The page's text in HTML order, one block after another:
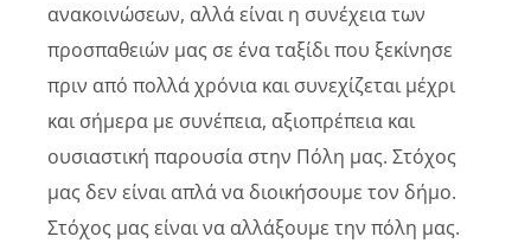
ανακοινώσεων, αλλά είναι η συνέχεια των
προσπαθειών μας σε ένα ταξίδι που ξεκίνησε
πριν από πολλά χρόνια και συνεχίζεται μέχρι
και σήμερα με συνέπεια, αξιοπρέπεια και
ουσιαστική παρουσία στην Πόλη μας. Στόχος
μας δεν είναι απλά να διοικήσουμε τον δήμο.
Στόχος μας είναι να αλλάξουμε την πόλη μας.